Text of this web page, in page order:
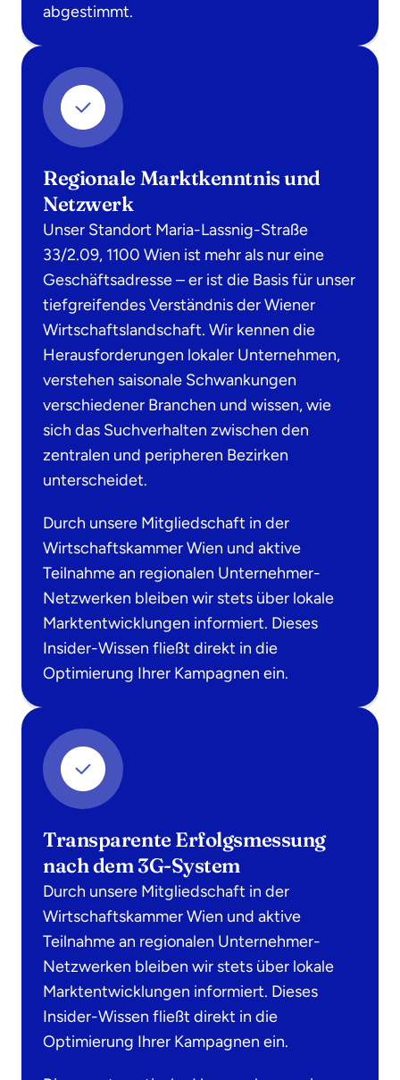
abgestimmt.
Regionale Marktkenntnis und
Netzwerk
Unser Standort Maria-Lassnig-Straße
33/2.09, 1100 Wien ist mehr als nur eine
Geschäftsadresse – er ist die Basis für unser
tiefgreifendes Verständnis der Wiener
Wirtschaftslandschaft. Wir kennen die
Herausforderungen lokaler Unternehmen,
verstehen saisonale Schwankungen
verschiedener Branchen und wissen, wie
sich das Suchverhalten zwischen den
zentralen und peripheren Bezirken
unterscheidet.
Durch unsere Mitgliedschaft in der
Wirtschaftskammer Wien und aktive
Teilnahme an regionalen Unternehmer-
Netzwerken bleiben wir stets über lokale
Marktentwicklungen informiert. Dieses
Insider-Wissen fließt direkt in die
Optimierung Ihrer Kampagnen ein.
Transparente Erfolgsmessung
nach dem 3G-System
Durch unsere Mitgliedschaft in der
Wirtschaftskammer Wien und aktive
Teilnahme an regionalen Unternehmer-
Netzwerken bleiben wir stets über lokale
Marktentwicklungen informiert. Dieses
Insider-Wissen fließt direkt in die
Optimierung Ihrer Kampagnen ein.